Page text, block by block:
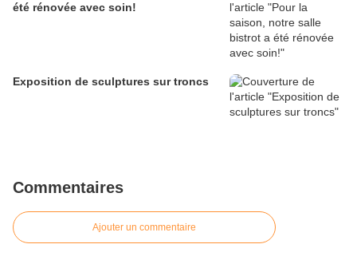
été rénovée avec soin!
Exposition de sculptures sur troncs
Commentaires
Ajouter un commentaire